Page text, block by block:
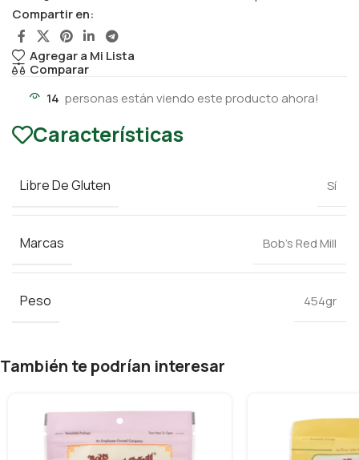
Compartir en:
Agregar a Mi Lista
Comparar
14 personas están viendo este producto ahora!
Características
Libre De Gluten Sí
Marcas Bob’s Red Mill
Peso 454gr
También te podrían interesar